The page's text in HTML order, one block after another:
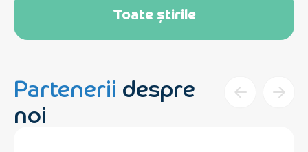
Toate știrile
Parteneriidespre
noi